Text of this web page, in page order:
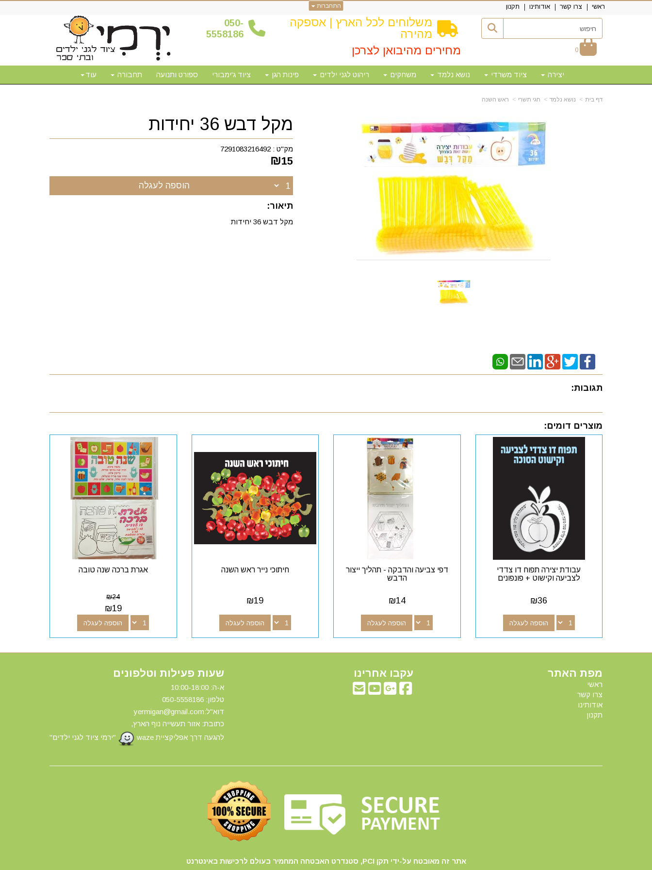
התחברות ראשי צרו קשר אודותינו תקנון
0
משלוחים לכל הארץ | אספקה
מהירה
050-
5558186
מחירים מהיבואן לצרכן
יצירה ציוד משרדי נושא נלמד משחקים ריהוט לגני ילדים פינות הגן ציוד ג'ימבורי ספורט ותנועה תחבורה עוד
דף בית נושא נלמד חגי תשרי ראש השנה
מקל דבש 36 יחידות
מק"ט :7291083216492
₪15
הוספה לעגלה
תיאור:
מקל דבש 36 יחידות
תגובות:
מוצרים דומים:
עבודת יצירה תפוח דו צדדי
לצביעה וקישוט + פונפונים
₪36
הוספה לעגלה
דפי צביעה והדבקה - תהליך ייצור
הדבש
₪14
הוספה לעגלה
חיתוכי נייר ראש השנה
₪19
הוספה לעגלה
אגרת ברכה שנה טובה
₪24
₪19
הוספה לעגלה
מפת האתר
ראשי
צרו קשר
אודותינו
תקנון
עקבו אחרינו שעות פעילות וטלפונים
א-ה: 10:00-18:00
טלפון: 0 50-5558186
דוא"ל:yermigan@gmail.com
כתובת: אזור תעשייה נוף הארץ,
להגעה דרך אפליקציית waze
"ירמי ציוד לגני ילדים"
אתר זה מאובטח על-ידי תקן PCI, סטנדרט האבטחה המחמיר בעולם לרכישות באינטרנט